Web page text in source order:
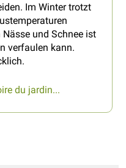
Im Winter trotzt
und Schnee ist
verfaulen kann.
du jardin...